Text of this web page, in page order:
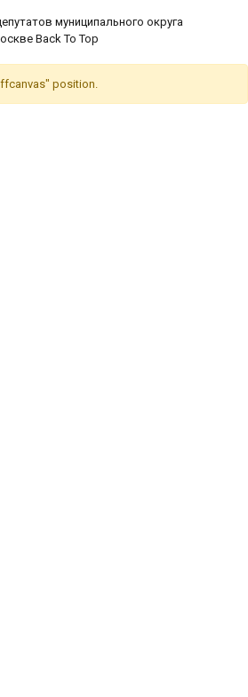
муниципального округа
Back To Top
position.